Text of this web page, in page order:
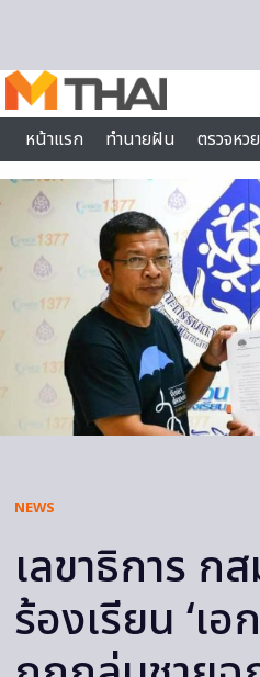
หน้าแรก
ทำนายฝัน ตรวจหวย
ไลฟ์สไตล์
NEWS
เลขาธิการ ก
ร้องเรียน ‘เอ